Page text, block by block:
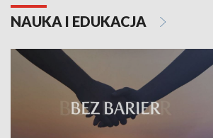
NAUKA I EDUKACJA